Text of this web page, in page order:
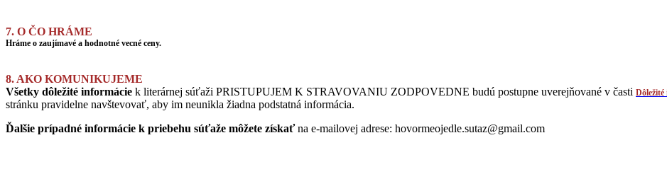
7. O ČO HRÁME
Hráme o zaujímavé a hodnotné vecné ceny.
8. AKO KOMUNIKUJEME
Všetky dôležité informácie k literárnej súťaži PRISTUPUJEM K STRAVOVANIU ZODPOVEDNE budú postupne uverejňované v časti
stránku pravidelne navštevovať, aby im neunikla žiadna podstatná informácia.
Ďalšie prípadné informácie k priebehu súťaže môžete získaťna e-mailovej adrese: hovormeojedle.sutaz@gmail.com